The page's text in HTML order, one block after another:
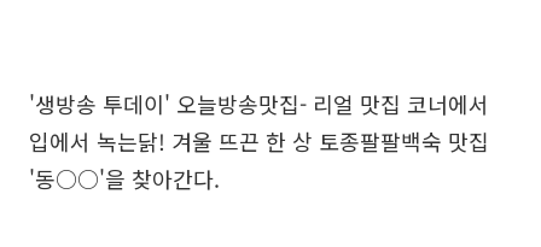
'생방송 투데이' 오늘방송맛집- 리얼 맛집 코너에서
입에서 녹는닭! 겨울 뜨끈 한 상 토종팔팔백숙 맛집
'동○○'을 찾아간다.